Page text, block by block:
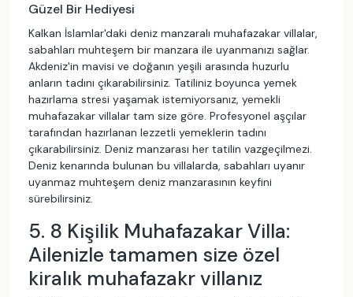
Güzel Bir Hediyesi
Kalkan İslamlar'daki deniz manzaralı muhafazakar villalar,
sabahları muhteşem bir manzara ile uyanmanızı sağlar.
Akdeniz'in mavisi ve doğanın yeşili arasında huzurlu
anların tadını çıkarabilirsiniz. Tatiliniz boyunca yemek
hazırlama stresi yaşamak istemiyorsanız, yemekli
muhafazakar villalar tam size göre. Profesyonel aşçılar
tarafından hazırlanan lezzetli yemeklerin tadını
çıkarabilirsiniz. Deniz manzarası her tatilin vazgeçilmezi.
Deniz kenarında bulunan bu villalarda, sabahları uyanır
uyanmaz muhteşem deniz manzarasının keyfini
sürebilirsiniz.
5. 8 Kişilik Muhafazakar Villa:
Ailenizle tamamen size özel
kiralık muhafazakr villanız